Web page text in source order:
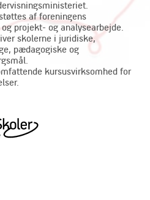
af foreningens
projekt- og analysearbejde.
skolerne i juridiske,
pædagogiske og
kursusvirksomhed for